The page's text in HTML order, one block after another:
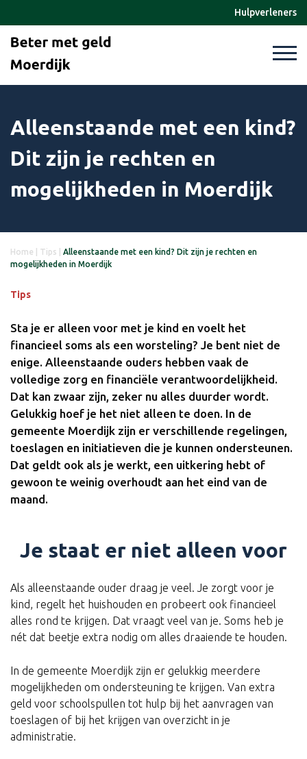
Hulpverleners
Alleenstaande met een kind?
Dit zijn je rechten en
mogelijkheden in Moerdijk
Home Tips
Alleenstaande met een kind? Dit zijn je rechten en
mogelijkheden in Moerdijk
Tips
Sta je er alleen voor met je kind en voelt het
financieel soms als een worsteling? Je bent niet de
enige. Alleenstaande ouders hebben vaak de
volledige zorg en financiële verantwoordelijkheid.
Dat kan zwaar zijn, zeker nu alles duurder wordt.
Gelukkig hoef je het niet alleen te doen. In de
gemeente Moerdijk zijn er verschillende regelingen,
toeslagen en initiatieven die je kunnen ondersteunen.
Dat geldt ook als je werkt, een uitkering hebt of
gewoon te weinig overhoudt aan het eind van de
maand.
Je staat er niet alleen voor
Als alleenstaande ouder draag je veel. Je zorgt voor je
kind, regelt het huishouden en probeert ook financieel
alles rond te krijgen. Dat vraagt veel van je. Soms heb je
nét dat beetje extra nodig om alles draaiende te houden.
In de gemeente Moerdijk zijn er gelukkig meerdere
mogelijkheden om ondersteuning te krijgen. Van extra
geld voor schoolspullen tot hulp bij het aanvragen van
toeslagen of bij het krijgen van overzicht in je
administratie.